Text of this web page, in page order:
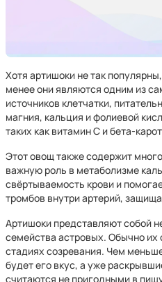
Хотя артишоки не так
менее они являются одним из
источников клетчатки,
магния, кальция и фолиевой
таких как витамин С и бета-
Этот овощ также содержит
важную роль в метаболизме
свёртываемость крови и
тромбов внутри артерий,
Артишоки представляют собой
семейства астровых. Обычно их
стадиях созревания. Чем
будет его вкус, а уже
считаются не пригодными в